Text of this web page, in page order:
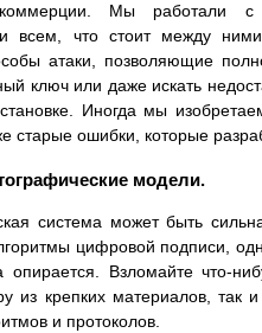
коммерции. Мы работали
всем, что стоит между
атаки, позволяющие
ключ или даже искать
Иногда мы
старые ошибки, которые
модели.
система может быть
цифровой подписи,
опирается. Взломайте что-
из крепких материалов, так
и протоколов.